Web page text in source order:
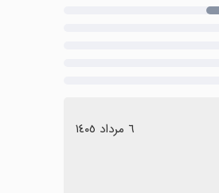
٦ مرداد ١٤٠٥